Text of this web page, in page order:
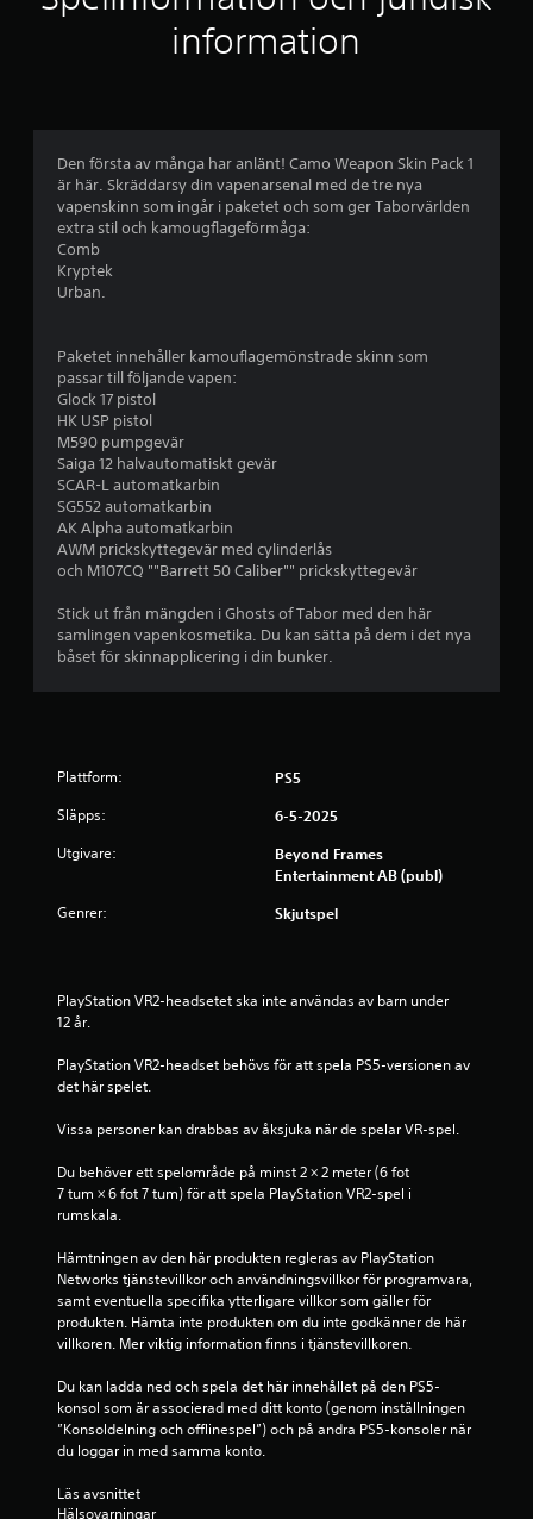
t
b
e
s
t
n
a
e
a
s
r
a
information
Den första av många har anlänt! Camo Weapon Skin Pack 1
är här. Skräddarsy din vapenarsenal med de tre nya
vapenskinn som ingår i paketet och som ger Taborvärlden
extra stil och kamougflageförmåga:
Comb
Kryptek
Urban.
Paketet innehåller kamouflagemönstrade skinn som
passar till följande vapen:
Glock 17 pistol
HK USP pistol
M590 pumpgevär
Saiga 12 halvautomatiskt gevär
SCAR-L automatkarbin
SG552 automatkarbin
AK Alpha automatkarbin
AWM prickskyttegevär med cylinderlås
och M107CQ ""Barrett 50 Caliber"" prickskyttegevär
Stick ut från mängden i Ghosts of Tabor med den här
samlingen vapenkosmetika. Du kan sätta på dem i det nya
båset för skinnapplicering i din bunker.
Plattform: PS5
Släpps: 6-5-2025
Utgivare:
Beyond Frames
Entertainment AB (publ)
Genrer: Skjutspel
PlayStation VR2-headsetet ska inte användas av barn under
12 år.
PlayStation VR2-headset behövs för att spela PS5-versionen av
det här spelet.
Vissa personer kan drabbas av åksjuka när de spelar VR-spel.
Du behöver ett spelområde på minst 2 × 2 meter (6 fot
7 tum × 6 fot 7 tum) för att spela PlayStation VR2-spel i
rumskala.
Hämtningen av den här produkten regleras av PlayStation
Networks tjänstevillkor och användningsvillkor för programvara,
samt eventuella specifika ytterligare villkor som gäller för
produkten. Hämta inte produkten om du inte godkänner de här
villkoren. Mer viktig information finns i tjänstevillkoren.
Du kan ladda ned och spela det här innehållet på den PS5-
konsol som är associerad med ditt konto (genom inställningen
”Konsoldelning och offlinespel”) och på andra PS5-konsoler när
du loggar in med samma konto.
Läs avsnittet
Hälsovarningar